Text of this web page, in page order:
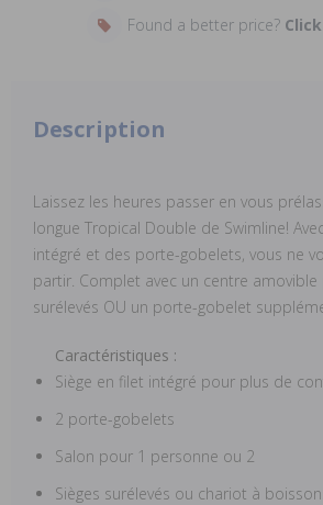
Found a better price?
Description
Laissez les heures passer en vous
longue Tropical Double de Swimline!
intégré et des porte-gobelets, vous ne
partir. Complet avec un centre amovible
surélevés OU un porte-gobelet
Caractéristiques :
Siège en filet intégré pour plus de
2 porte-gobelets
Salon pour 1 personne ou 2
Sièges surélevés ou chariot à